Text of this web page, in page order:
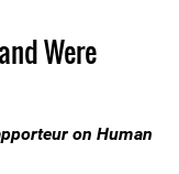
Were
on Human